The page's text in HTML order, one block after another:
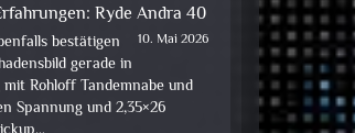
Ryde Andra 40
10. Mai 2026
bestätigen
gerade in
Rohloff Tandemnabe und
Spannung und 2,35×26